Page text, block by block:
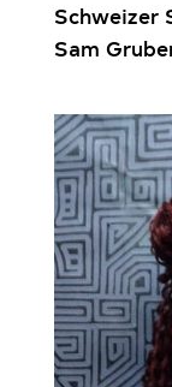
Schweizer
Sam